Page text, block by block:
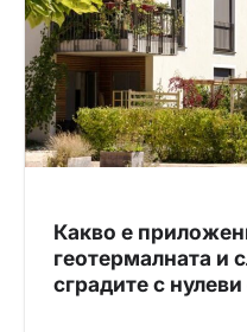
Какво е
геотермалната и
сградите с